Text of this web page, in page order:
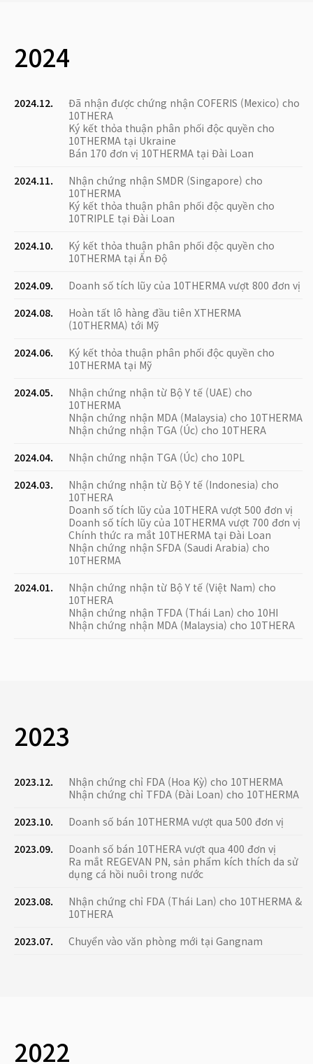
2024
2024.12.
Đã nhận được chứng nhận COFERIS (Mexico) cho
10THERA
Ký kết thỏa thuận phân phối độc quyền cho
10THERMA tại Ukraine
Bán 170 đơn vị 10THERMA tại Đài Loan
2024.11.
Nhận chứng nhận SMDR (Singapore) cho
10THERMA
Ký kết thỏa thuận phân phối độc quyền cho
10TRIPLE tại Đài Loan
2024.10.
Ký kết thỏa thuận phân phối độc quyền cho
10THERMA tại Ấn Độ
2024.09.
Doanh số tích lũy của 10THERMA vượt 800 đơn vị
2024.08.
Hoàn tất lô hàng đầu tiên XTHERMA
(10THERMA) tới Mỹ
2024.06.
Ký kết thỏa thuận phân phối độc quyền cho
10THERMA tại Mỹ
2024.05.
Nhận chứng nhận từ Bộ Y tế (UAE) cho
10THERMA
Nhận chứng nhận MDA (Malaysia) cho 10THERMA
Nhận chứng nhận TGA (Úc) cho 10THERA
2024.04.
Nhận chứng nhận TGA (Úc) cho 10PL
2024.03.
Nhận chứng nhận từ Bộ Y tế (Indonesia) cho
10THERA
Doanh số tích lũy của 10THERA vượt 500 đơn vị
Doanh số tích lũy của 10THERMA vượt 700 đơn vị
Chính thức ra mắt 10THERMA tại Đài Loan
Nhận chứng nhận SFDA (Saudi Arabia) cho
10THERMA
2024.01.
Nhận chứng nhận từ Bộ Y tế (Việt Nam) cho
10THERA
Nhận chứng nhận TFDA (Thái Lan) cho 10HI
Nhận chứng nhận MDA (Malaysia) cho 10THERA
2023
2023.12.
Nhận chứng chỉ FDA (Hoa Kỳ) cho 10THERMA
Nhận chứng chỉ TFDA (Đài Loan) cho 10THERMA
2023.10.
Doanh số bán 10THERMA vượt qua 500 đơn vị
2023.09.
Doanh số bán 10THERA vượt qua 400 đơn vị
Ra mắt REGEVAN PN, sản phẩm kích thích da sử
dụng cá hồi nuôi trong nước
2023.08.
Nhận chứng chỉ FDA (Thái Lan) cho 10THERMA &
10THERA
2023.07.
Chuyển vào văn phòng mới tại Gangnam
2022